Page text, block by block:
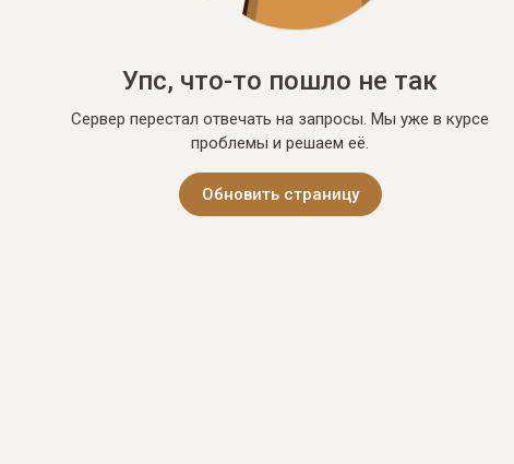
Упс, что-то пошло не так
Сервер перестал отвечать на запросы. Мы уже в курсе
проблемы и решаем её.
Обновить страницу